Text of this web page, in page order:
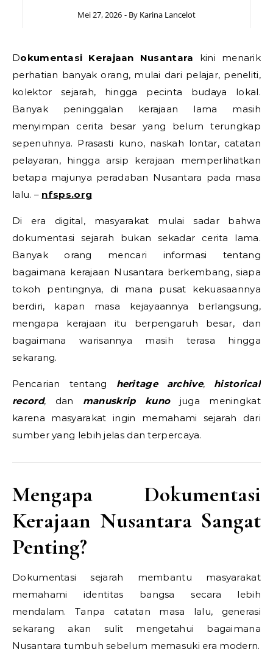
Mei 27, 2026 - By Karina Lancelot
Dokumentasi Kerajaan Nusantara kini menarik
perhatian banyak orang, mulai dari pelajar, peneliti,
kolektor sejarah, hingga pecinta budaya lokal.
Banyak peninggalan kerajaan lama masih
menyimpan cerita besar yang belum terungkap
sepenuhnya. Prasasti kuno, naskah lontar, catatan
pelayaran, hingga arsip kerajaan memperlihatkan
betapa majunya peradaban Nusantara pada masa
lalu. – nfsps.org
Di era digital, masyarakat mulai sadar bahwa
dokumentasi sejarah bukan sekadar cerita lama.
Banyak orang mencari informasi tentang
bagaimana kerajaan Nusantara berkembang, siapa
tokoh pentingnya, di mana pusat kekuasaannya
berdiri, kapan masa kejayaannya berlangsung,
mengapa kerajaan itu berpengaruh besar, dan
bagaimana warisannya masih terasa hingga
sekarang.
Pencarian tentang heritage archive, historical
record, dan manuskrip kunojuga meningkat
karena masyarakat ingin memahami sejarah dari
sumber yang lebih jelas dan terpercaya.
Mengapa Dokumentasi
Kerajaan Nusantara Sangat
Penting?
Dokumentasi sejarah membantu masyarakat
memahami identitas bangsa secara lebih
mendalam. Tanpa catatan masa lalu, generasi
sekarang akan sulit mengetahui bagaimana
Nusantara tumbuh sebelum memasuki era modern.